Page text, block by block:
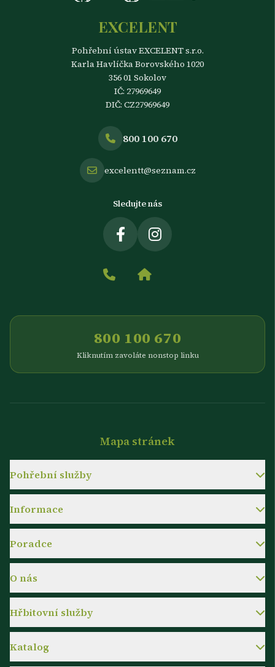
EXCELENT
Pohřební ústav EXCELENT s.r.o.
Karla Havlíčka Borovského 1020
356 01 Sokolov
IČ: 27969649
DIČ: CZ27969649
800 100 670
excelentt@seznam.cz
Sledujte nás
800 100 670
Kliknutím zavoláte nonstop linku
Mapa stránek
Pohřební služby
Informace
Poradce
O nás
Hřbitovní služby
Katalog